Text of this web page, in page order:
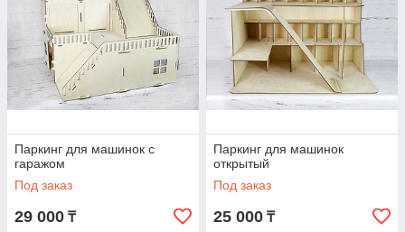
Паркинг для машинок с
гаражом
Под заказ
29 000 ₸
Паркинг для машинок
открытый
Под заказ
25 000 ₸